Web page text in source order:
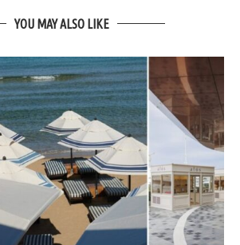
YOU MAY ALSO LIKE